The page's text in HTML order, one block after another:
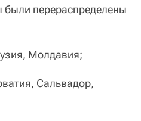
были перераспределены
Молдавия;
Сальвадор,